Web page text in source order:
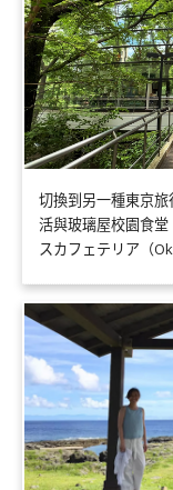
切換到另一種東京
活與玻璃屋校園食
スカフェテリア（